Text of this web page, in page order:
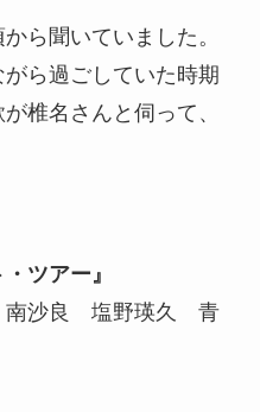
ら聞いていました。
ら過ごしていた時期
椎名さんと伺って、
ツアー』
南沙良 塩野瑛久 青